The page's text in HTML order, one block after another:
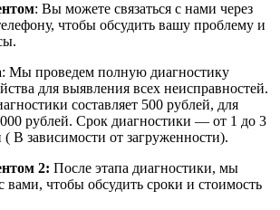
: Вы можете связаться с нами через
чтобы обсудить вашу проблему и
: Мы проведем полную диагностику
для выявления всех неисправностей.
составляет 500 рублей, для
рублей. Срок диагностики — от 1 до 3
( В зависимости от загруженности).
2: После этапа диагностики, мы
вами, чтобы обсудить сроки и стоимость